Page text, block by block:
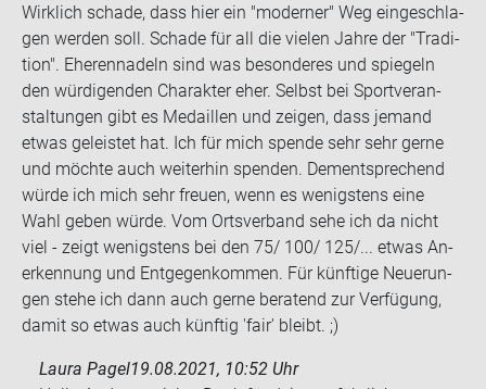
Wirk­lich scha­de, dass hier ein "mo­der­ner" Weg ein­ge­schla­
gen wer­den soll. Scha­de für all die vie­len Jahre der "Tra­di­
ti­on". Ehe­ren­na­deln sind was be­son­de­res und spie­geln
den wür­di­gen­den Cha­rak­ter eher. Selbst bei Sport­ver­an­
stal­tun­gen gibt es Me­dail­len und zei­gen, dass je­mand
etwas ge­leis­tet hat. Ich für mich spen­de sehr sehr gerne
und möch­te auch wei­ter­hin spen­den. Dem­entspre­chend
würde ich mich sehr freu­en, wenn es we­nigs­tens eine
Wahl geben würde. Vom Orts­ver­band sehe ich da nicht
viel - zeigt we­nigs­tens bei den 75/ 100/ 125/... etwas An­
er­ken­nung und Ent­ge­gen­kom­men. Für künf­ti­ge Neue­run­
gen stehe ich dann auch gerne be­ra­tend zur Ver­fü­gung,
damit so etwas auch künf­tig 'fair' bleibt. ;)
Laura Pagel19.08.2021, 10:52 Uhr